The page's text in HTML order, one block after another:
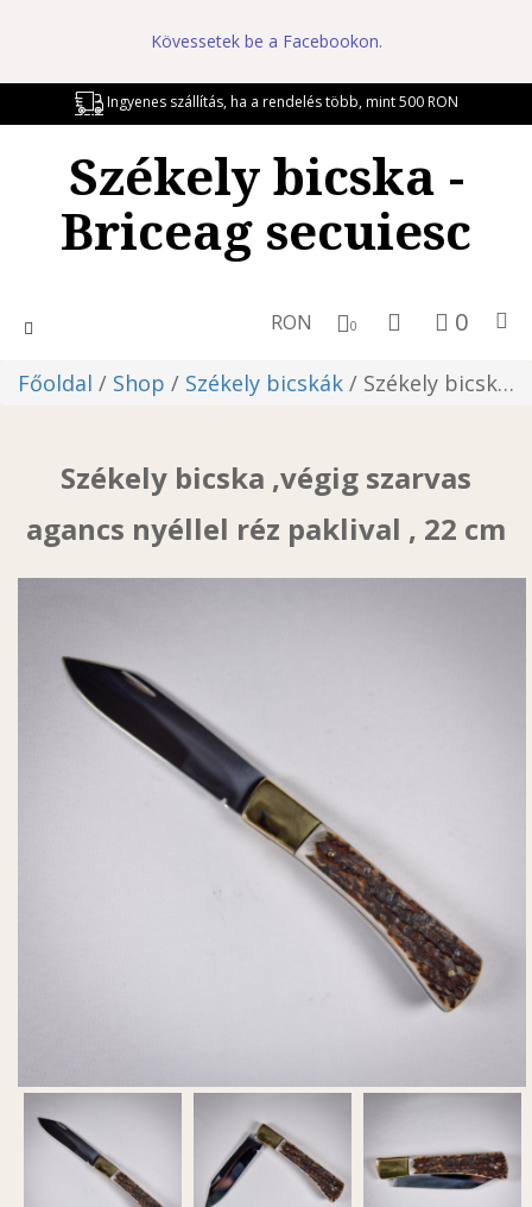
Kövessetek be a Facebookon.
Ingyenes szállítás, ha a rendelés több, mint 500 RON
Székely bicska -
Briceag secuiesc
Toggle
0
0
RON
Főoldal / Shop / Székely bicskák / Székely bicska ,végig szarvas agancs nyéllel réz paklival , 22 cm
Székely bicska ,végig szarvas
agancs nyéllel réz paklival , 22 cm